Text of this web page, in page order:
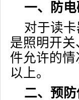
一、防
对于读
是照明开
件允许的
以上。
二、预